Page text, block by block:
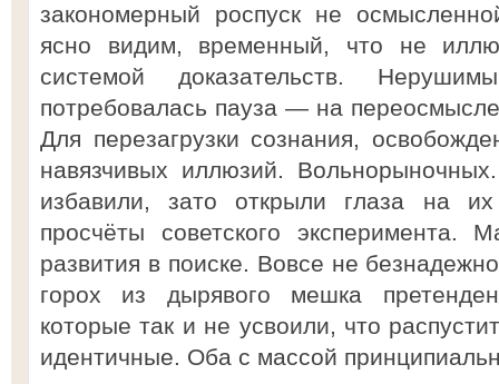
закономерный роспуск не
ясно видим, временный, что не
системой доказательств.
потребовалась пауза — на
Для перезагрузки сознания,
навязчивых иллюзий.
избавили, зато открыли глаза на
просчёты советского эксперимента.
развития в поиске. Вовсе не
горох из дырявого мешка
которые так и не усвоили, что
идентичные. Оба с массой